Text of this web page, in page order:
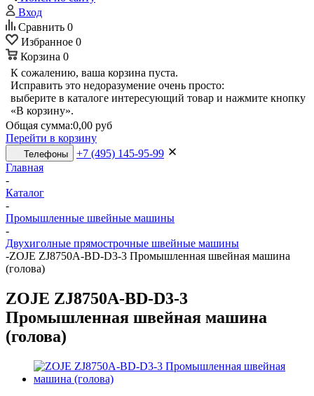
Вход
Сравнить 0
Избранное 0
Корзина 0
К сожалению, ваша корзина пуста.
Исправить это недоразумение очень просто:
выберите в каталоге интересующий товар и нажмите кнопку
«В корзину».
Общая сумма:0,00 руб
Перейти в корзину
Телефоны
+7 (495) 145-95-99
Главная
-
Каталог
-
Промышленные швейные машины
-
Двухиголные прямострочные швейные машины
-ZOJE ZJ8750A-BD-D3-3 Промышленная швейная машина
(голова)
ZOJE ZJ8750A-BD-D3-3
Промышленная швейная машина
(голова)